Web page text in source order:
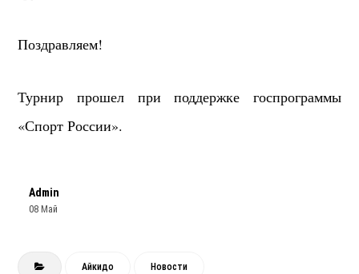
Поздравляем!
Турнир прошел при поддержке госпрограммы
«Спорт России».
Admin
08 Май
Айкидо Новости